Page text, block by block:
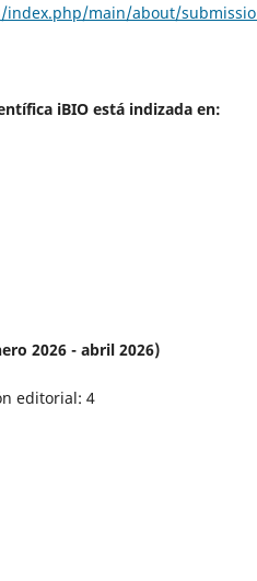
main/about/
iBIO está indizada en:
2026 - abril 2026)
editorial: 4